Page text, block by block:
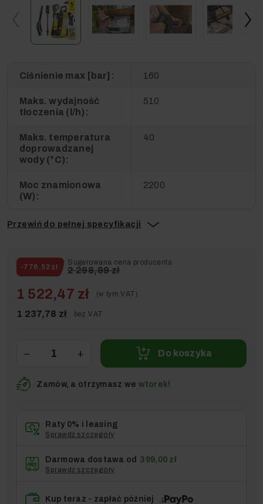
Ciśnienie max [bar]: 160
Maks. wydajność
tłoczenia (l/h):
510
Maks. temperatura
doprowadzanej
wody (°C):
40
Moc znamionowa
(W):
2200
Przewiń do pełnej specyfikacji
-776,52 zł
Sugerowana cena producenta
2 298,99 zł
1 522,47 zł (w tym VAT)
1 237,78 zł bez VAT
− + Do koszyka
Zamów, a otrzymasz we wtorek!
Raty 0% i leasing
Sprawdź szczegóły
Darmowa dostawa od 399,00 zł
Sprawdź szczegóły
Kup teraz - zapłać później